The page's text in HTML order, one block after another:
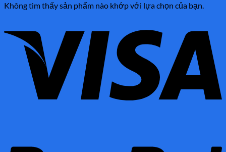
Không tìm thấy sản phẩm nào khớp với lựa chọn của bạn.